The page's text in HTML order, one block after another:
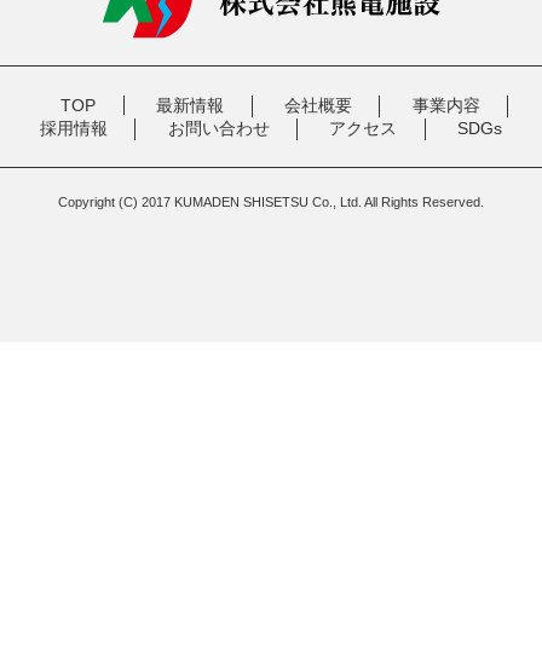
TOP 最新情報 会社概要
事業内容
採用情報
お問い合わせ アクセス SDGs
Copyright (C) 2017 KUMADEN SHISETSU Co., Ltd. All Rights Reserved.